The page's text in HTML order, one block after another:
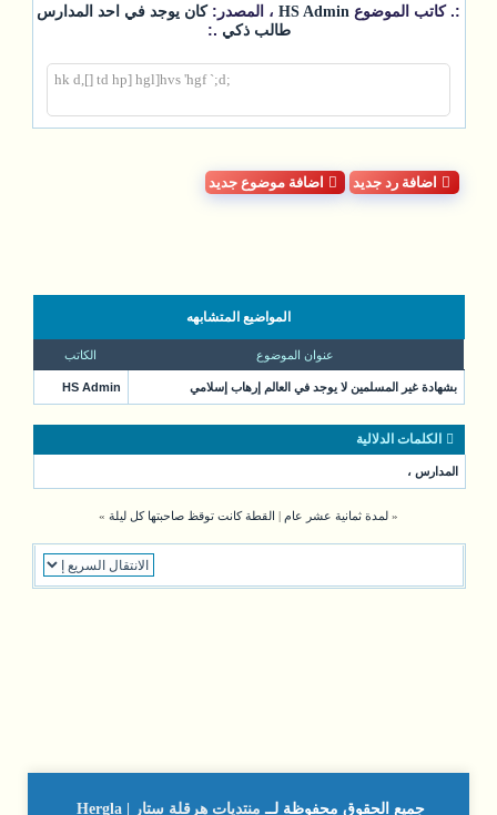
:. كاتب الموضوع HS Admin ، المصدر:كان يوجد في احد المدارس
طالب ذكي .:
;hk d,[] td hp] hgl]hvs 'hgf `;d
اضافة رد جديد اضافة موضوع جديد
المواضيع المتشابهه
عنوان الموضوع الكاتب
بشهادة غير المسلمين لا يوجد في العالم إرهاب إسلامي HS Admin
الكلمات الدلالية
المدارس ،
« لمدة ثمانية عشر عام | القطة كانت توقظ صاحبتها كل ليلة »
جميع الحقوق محفوظة لــ منتديات هرقلة ستار | Hergla